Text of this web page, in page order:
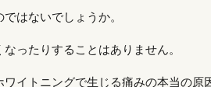
はないでしょうか。
ったりすることはありません。
イトニングで生じる痛みの本当の原